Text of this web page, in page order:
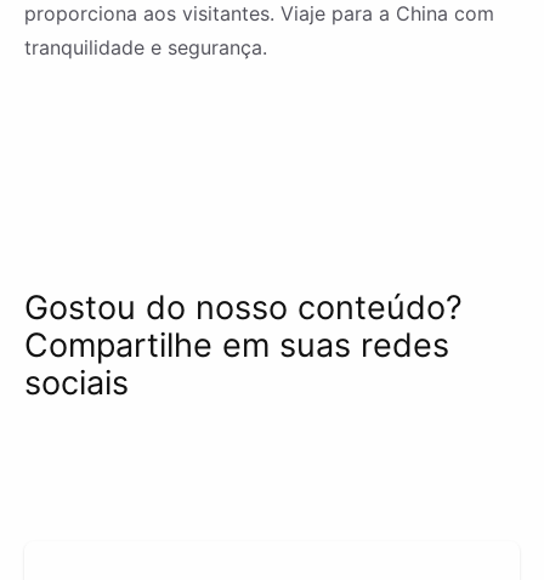
proporciona aos visitantes. Viaje para a China com
tranquilidade e segurança.
Gostou do nosso conteúdo?
Compartilhe em suas redes
sociais